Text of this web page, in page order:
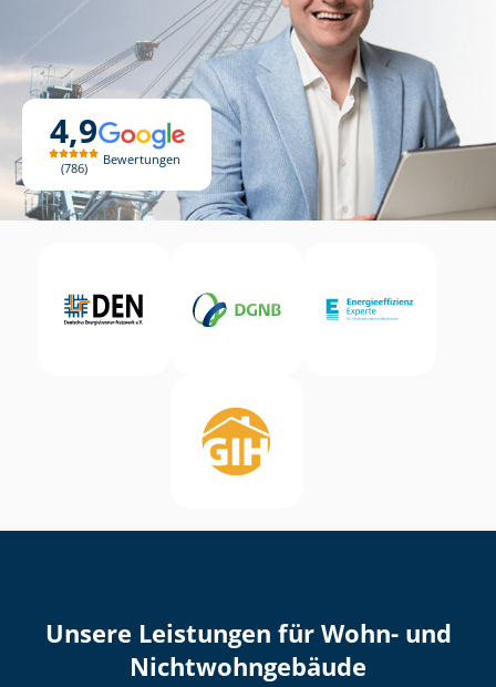
4,9
786
Bewertungen
Unsere Leistungen für Wohn- und
Nicht­wohn­ge­bäu­de